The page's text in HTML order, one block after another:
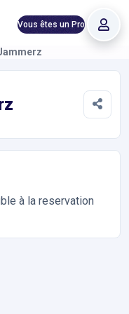
Vous êtes un Pro
à la reservation